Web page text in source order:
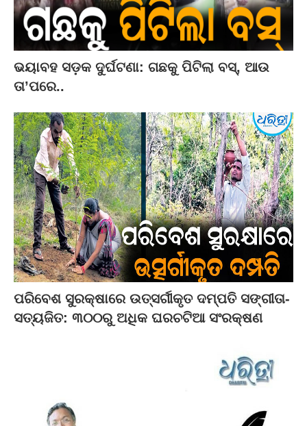
ଭୟାବହ ସଡ଼କ ଦୁର୍ଘଟଣା: ଗଛକୁ ପିଟିଲା ବସ୍‌, ଆଉ
ତା’ପରେ..
ପରିବେଶ ସୁରକ୍ଷାରେ ଉତ୍ସର୍ଗୀକୃତ ଦମ୍ପତି ସଙ୍ଗୀତା-
ସତ୍ୟଜିତ: ୩୦୦ରୁ ଅଧିକ ଘରଚଟିଆ ସଂରକ୍ଷଣ